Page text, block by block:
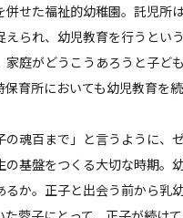
併せた福祉的幼稚園。託児所
えられ、幼児教育を行うとい
家庭がどうこうあろうと子ど
保育所においても幼児教育を続
の魂百まで」と言うように、
の基盤をつくる大切な時期。
るか。正子と出会う前から乳